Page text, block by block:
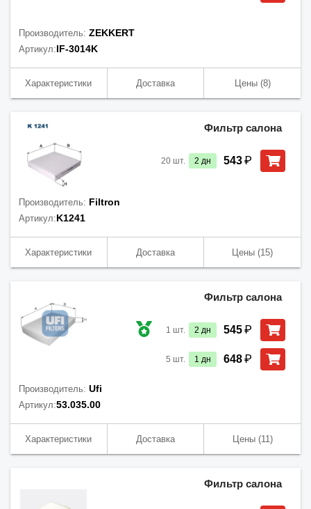
Производитель: ZEKKERT
Артикул:IF-3014K
Характеристики Доставка Цены(8)
Фильтр салона
20 шт. 2 дн 543₽
Производитель: Filtron
Артикул:K1241
Характеристики Доставка Цены (15)
Фильтр салона
1 шт. 2 дн 545₽
5 шт. 1 дн 648₽
Производитель: Ufi
Артикул:53.035.00
Характеристики Доставка Цены(11)
Фильтр салона